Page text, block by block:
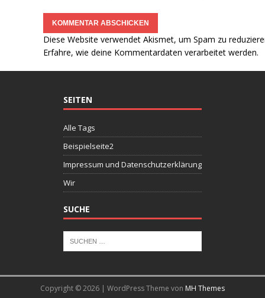
Diese Website verwendet Akismet, um Spam zu
Erfahre, wie deine Kommentardaten verarbeitet werden.
SEITEN
Alle Tags
Beispielseite2
Impressum und Datenschutzerklärung
Wir
SUCHE
Copyright © 2026 | WordPress Theme von MH Themes